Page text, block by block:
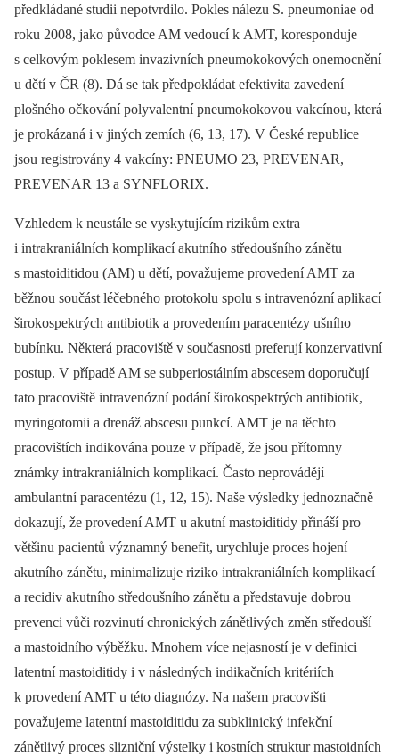
předkládané studii nepotvrdilo. Pokles nálezu S. pneumoniae od
roku 2008, jako původce AM vedoucí k AMT, koresponduje
s celkovým poklesem invazivních pneumokokových onemocnění
u dětí v ČR (8). Dá se tak předpokládat efektivita zavedení
plošného očkování polyvalentní pneumokokovou vakcínou, která
je prokázaná i v jiných zemích (6, 13, 17). V České republice
jsou registrovány 4 vakcíny: PNEUMO 23, PREVENAR,
PREVENAR 13 a SYNFLORIX.
Vzhledem k neustále se vyskytujícím rizikům extra
i intrakraniálních komplikací akutního středoušního zánětu
s mastoiditidou (AM) u dětí, považujeme provedení AMT za
běžnou součást léčebného protokolu spolu s intravenózní aplikací
širokospektrých antibiotik a provedením paracentézy ušního
bubínku. Některá pracoviště v současnosti preferují konzervativní
postup. V případě AM se subperiostálním abscesem doporučují
tato pracoviště intravenózní podání širokospektrých antibiotik,
myringotomii a drenáž abscesu punkcí. AMT je na těchto
pracovištích indikována pouze v případě, že jsou přítomny
známky intrakraniálních komplikací. Často neprovádějí
ambulantní paracentézu (1, 12, 15). Naše výsledky jednoznačně
dokazují, že provedení AMT u akutní mastoiditidy přináší pro
většinu pacientů významný benefit, urychluje proces hojení
akutního zánětu, minimalizuje riziko intrakraniálních komplikací
a recidiv akutního středoušního zánětu a představuje dobrou
prevenci vůči rozvinutí chronických zánětlivých změn středouší
a mastoidního výběžku. Mnohem více nejasností je v definici
latentní mastoiditidy i v následných indikačních kritériích
k provedení AMT u této diagnózy. Na našem pracovišti
považujeme latentní mastoiditidu za subklinický infekční
zánětlivý proces slizniční výstelky i kostních struktur mastoidních